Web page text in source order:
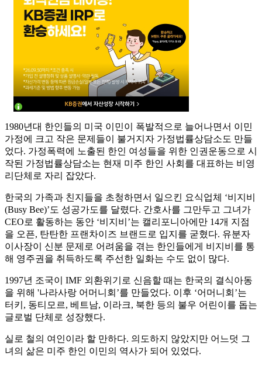
1980년대 한인들의 미국 이민이 폭발적으로 늘어나면서 이민
가정에 크고 작은 문제들이 불거지자 가정법률상담소도 만들
었다. 가정폭력에 노출된 한인 여성들을 위한 인권운동으로 시
작된 가정법률상담소는 현재 미주 한인 사회를 대표하는 비영
리단체로 자리 잡았다.
한국의 가족과 친지들을 초청하면서 일으킨 요식업체 ‘비지비
(Busy Bee)’도 성공가도를 달렸다. 간호사를 그만두고 그녀가
CEO로 활동하는 동안 ‘비지비’는 캘리포니아에만 14개 지점
을 오픈, 탄탄한 프랜차이즈 브랜드로 입지를 굳혔다. 유분자
이사장이 신분 문제로 어려움을 겪는 한인들에게 비지비를 통
해 영주권을 취득하도록 주선한 일화는 수도 없이 많다.
1997년 조국이 IMF 외환위기로 신음할 때는 한국의 결식아동
을 위해 '나라사랑 어머니회’를 만들었다. 이후 ‘어머니회’는
터키, 동티모르, 베트남, 이라크, 북한 등의 불우 어린이를 돕는
글로벌 단체로 성장했다.
실로 철의 여인이라 할 만하다. 의도하지 않았지만 어느덧 그
녀의 삶은 미주 한인 이민의 역사가 되어 있었다.